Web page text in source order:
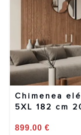
Chimenea
5XL 182 cm
899.00 €